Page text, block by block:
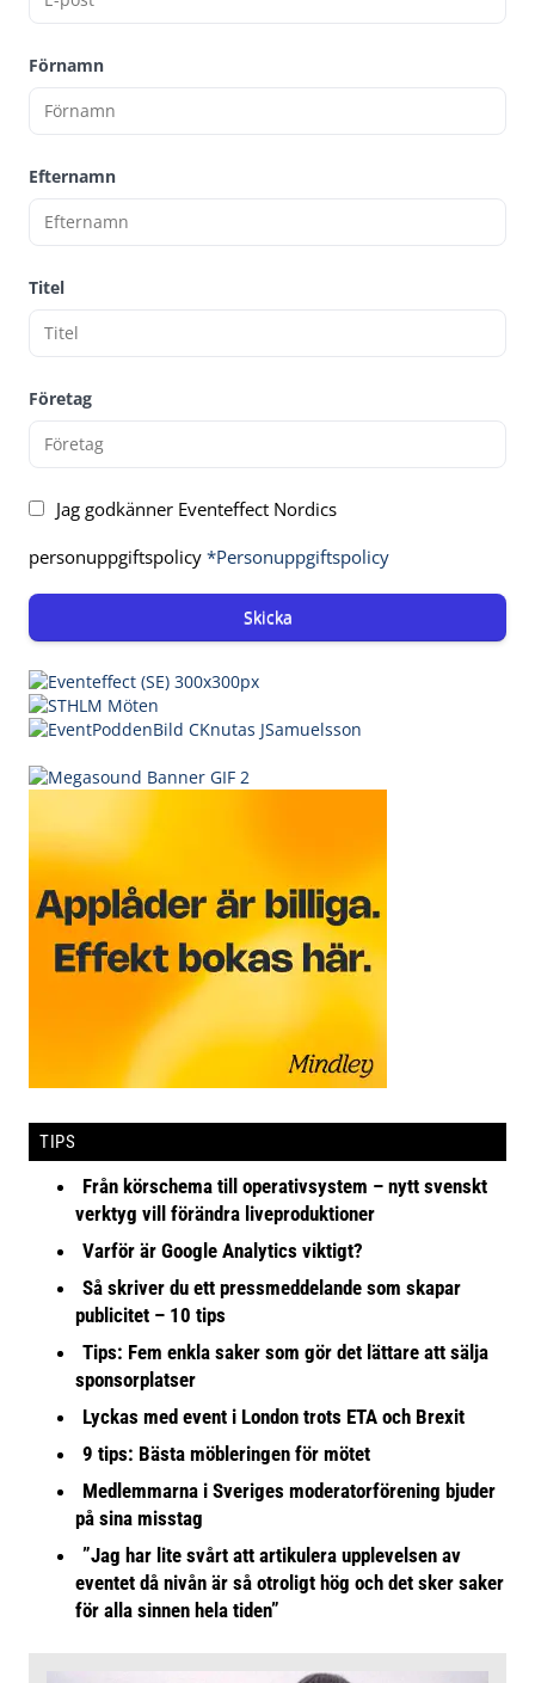
Förnamn
Efternamn
Titel
Företag
Jag godkänner Eventeffect Nordics
personuppgiftspolicy *Personuppgiftspolicy
Skicka
TIPS
Från körschema till operativsystem – nytt svenskt
verktyg vill förändra liveproduktioner
Varför är Google Analytics viktigt?
Så skriver du ett pressmeddelande som skapar
publicitet – 10 tips
Tips: Fem enkla saker som gör det lättare att sälja
sponsorplatser
Lyckas med event i London trots ETA och Brexit
9 tips: Bästa möbleringen för mötet
Medlemmarna i Sveriges moderatorförening bjuder
på sina misstag
”Jag har lite svårt att artikulera upplevelsen av
eventet då nivån är så otroligt hög och det sker saker
för alla sinnen hela tiden”